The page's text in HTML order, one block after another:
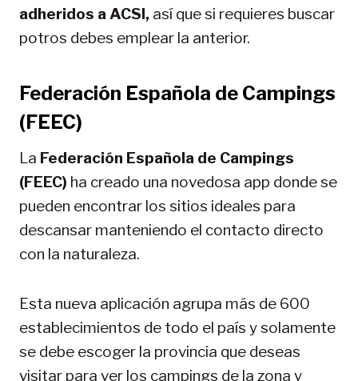
adheridos a ACSI, así que si requieres buscar
potros debes emplear la anterior.
Federación Española de Campings
(FEEC)
La Federación Española de Campings
(FEEC) ha creado una novedosa app donde se
pueden encontrar los sitios ideales para
descansar manteniendo el contacto directo
con la naturaleza.
Esta nueva aplicación agrupa más de 600
establecimientos de todo el país y solamente
se debe escoger la provincia que deseas
visitar para ver los campings de la zona y